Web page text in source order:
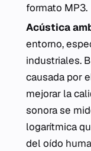
formato MP3.
Acústica
entorno,
industriales.
causada por
mejorar la
sonora se
logarítmica
del oído